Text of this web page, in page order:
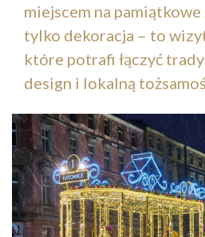
miejscem na pamiątkowe
tylko dekoracja – to
które potrafi łączyć
design i lokalną